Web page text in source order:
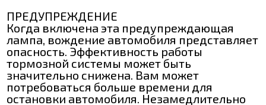
ПРЕДУПРЕЖДЕНИЕ
Когда включена эта предупреждающая
лампа, вождение автомобиля представляет
опасность. Эффективность работы
тормозной системы может быть
значительно снижена. Вам может
потребоваться больше времени для
остановки автомобиля. Незамедлительно